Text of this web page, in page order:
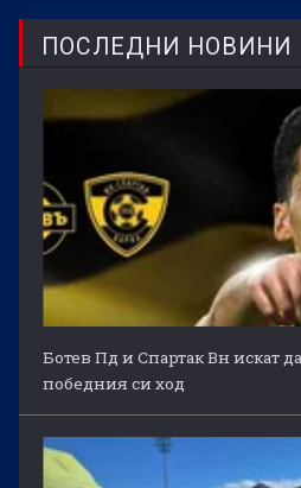
ПОСЛЕДНИ НОВИНИ
Ботев Пд и Спартак Вн искат
победния си ход